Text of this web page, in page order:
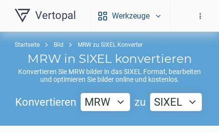
Vertopal Werkzeuge
Startseite Bild MRW zu SIXEL Konverter
MRWin SIXELkonvertieren
Konvertieren Sie MRW bilder in dasSIXEL Format, bearbeiten
und optimieren Sie bilder online und kostenlos.
Konvertieren MRW zu SIXEL